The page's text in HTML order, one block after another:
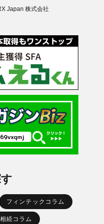
Japan 株式会社
フィンテックコラム
相続コラム